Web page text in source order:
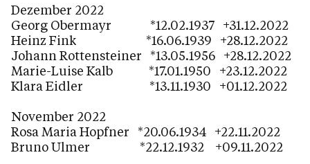
Dezember 2022
Georg Obermayr *12.02.1937 +31.12.2022
Heinz Fink *16.06.1939 +28.12.2022
Johann Rottensteiner *13.05.1956 +28.12.2022
Marie-Luise Kalb *17.01.1950 +23.12.2022
Klara Eidler *13.11.1930 +01.12.2022
November 2022
Rosa Maria Hopfner *20.06.1934 +22.11.2022
Bruno Ulmer *22.12.1932 +09.11.2022